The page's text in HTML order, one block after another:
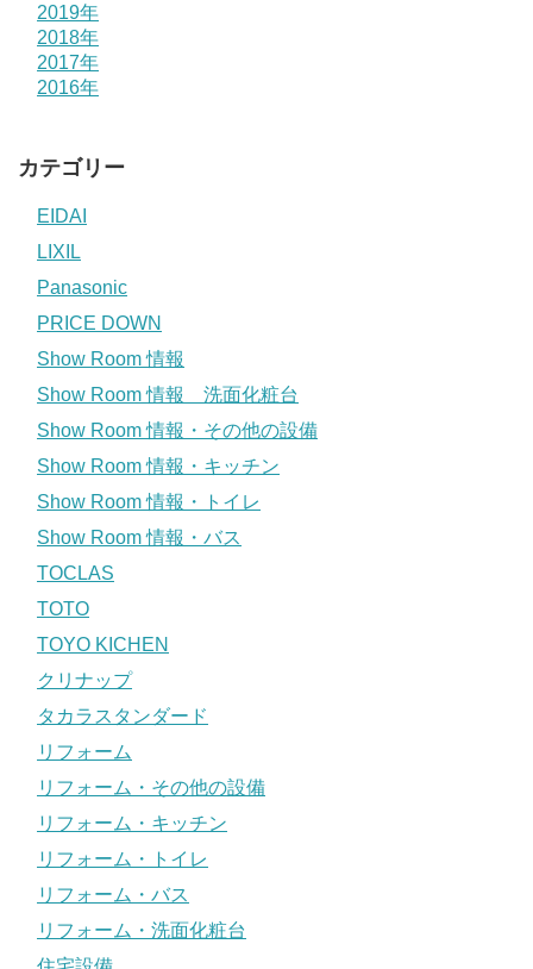
2019年
2018年
2017年
2016年
カテゴリー
EIDAI
LIXIL
Panasonic
PRICE DOWN
Show Room 情報
Show Room 情報 洗面化粧台
Show Room 情報・その他の設備
Show Room 情報・キッチン
Show Room 情報・トイレ
Show Room 情報・バス
TOCLAS
TOTO
TOYO KICHEN
クリナップ
タカラスタンダード
リフォーム
リフォーム・その他の設備
リフォーム・キッチン
リフォーム・トイレ
リフォーム・バス
リフォーム・洗面化粧台